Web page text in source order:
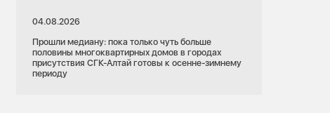
04.08.2026
Прошли медиану: пока только чуть больше
половины многоквартирных домов в городах
присутствия СГК-Алтай готовы к осенне-зимнему
периоду